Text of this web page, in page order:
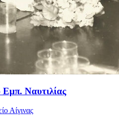
Ναυτιλίας
Αίγινας